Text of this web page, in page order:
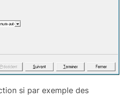
si par exemple des